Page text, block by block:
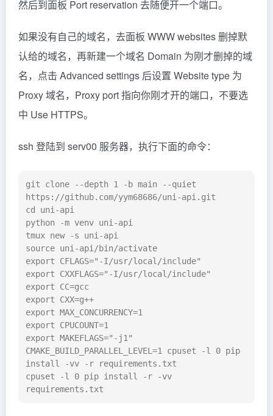
然后到面板 Port reservation 去随便开一个端口。
如果没有自己的域名，去面板 WWW websites 删掉默
认给的域名，再新建一个域名 Domain 为刚才删掉的域
名，点击 Advanced settings 后设置 Website type 为
Proxy 域名，Proxy port 指向你刚才开的端口，不要选
中 Use HTTPS。
ssh 登陆到 serv00 服务器，执行下面的命令：
git clone --depth 1 -b main --quiet
https://github.com/yym68686/uni-api.git
cd uni-api
python -m venv uni-api
tmux new -s uni-api
source uni-api/bin/activate
export CFLAGS="-I/usr/local/include"
export CXXFLAGS="-I/usr/local/include"
export CC=gcc
export CXX=g++
export MAX_CONCURRENCY=1
export CPUCOUNT=1
export MAKEFLAGS="-j1"
CMAKE_BUILD_PARALLEL_LEVEL=1 cpuset -l 0 pip
install -vv -r requirements.txt
cpuset -l 0 pip install -r -vv
requirements.txt